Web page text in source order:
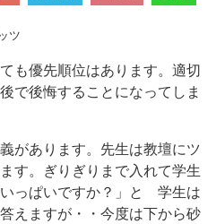
ツ
も優先順位はあります。適切
で後悔することになってしま
があります。先生は教壇にツ
す。ぎりぎりまで入れて学生
っぱいですか？」と 学生は
えますが・・今度は下から砂